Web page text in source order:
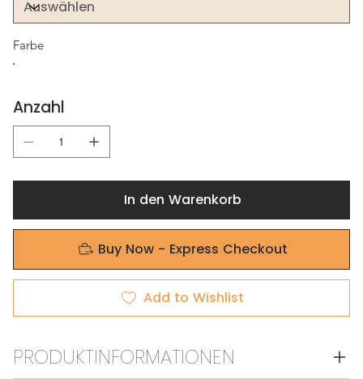
Farbe
Anzahl
In den Warenkorb
Buy Now - Express Checkout
Add to Wishlist
PRODUKTINFORMATIONEN